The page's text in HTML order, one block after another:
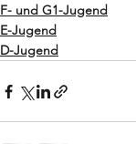
F- und G1-Jugend
E-Jugend
D-Jugend